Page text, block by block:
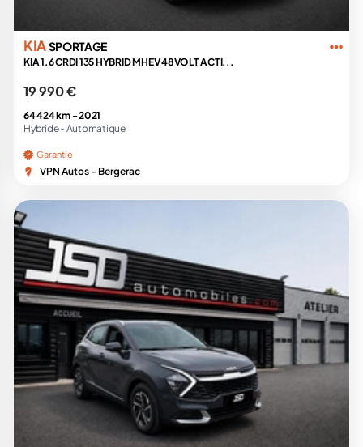
KIASPORTAGE
KIA 1.6 CRDI 135 HYBRID MHEV 48VOLT ACTI...
19 990 €
64 424 km -2021
Hybride - Automatique
Garantie
VPN Autos - Bergerac